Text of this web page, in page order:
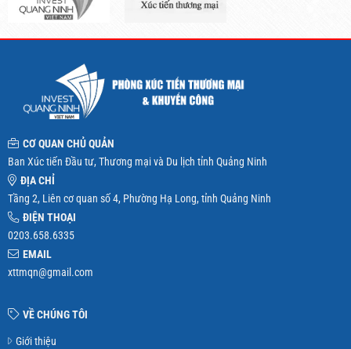
CƠ QUAN CHỦ QUẢN
Ban Xúc tiến Đầu tư, Thương mại và Du lịch tỉnh Quảng Ninh
ĐỊA CHỈ
Tầng 2, Liên cơ quan số 4, Phường Hạ Long, tỉnh Quảng Ninh
ĐIỆN THOẠI
0203.658.6335
EMAIL
xttmqn@gmail.com
VỀ CHÚNG TÔI
Giới thiệu